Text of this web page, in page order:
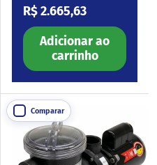
Preço normal
R$ 2.665,63
Adicionar ao
carrinho
Comparar